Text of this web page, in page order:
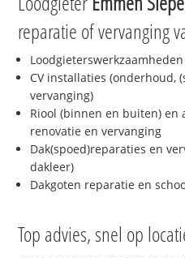
reparatie of vervanging
CV installaties (onderhoud,
vervanging)
Riool (binnen en buiten) en
renovatie en vervanging
Dak(spoed)reparaties en
dakleer)
Dakgoten reparatie en
Top advies, snel op